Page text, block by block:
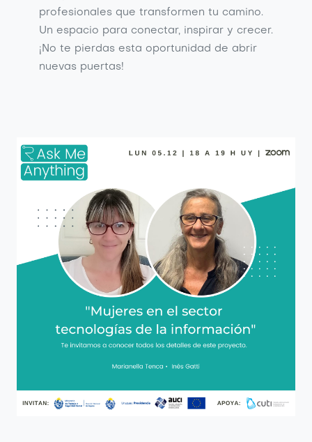
profesionales que transformen tu camino.
Un espacio para conectar, inspirar y crecer.
¡No te pierdas esta oportunidad de abrir
nuevas puertas!